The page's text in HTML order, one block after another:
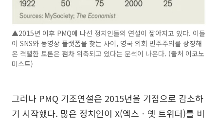
▲2015년 이후 PMQ에 나선 정치인들의 연설이 짧아지고 있다. 이들
이 SNS와 동영상 플랫폼을 찾는 사이, 영국 의회 민주주의를 상징해
온 격렬한 토론은 점차 위축되고 있다는 분석이 나온다. (출처 이코노
미스트)
그러나 PMQ 기조연설은 2015년을 기점으로 감소하
기 시작했다. 많은 정치인이 X(엑스ㆍ옛 트위터)를 비